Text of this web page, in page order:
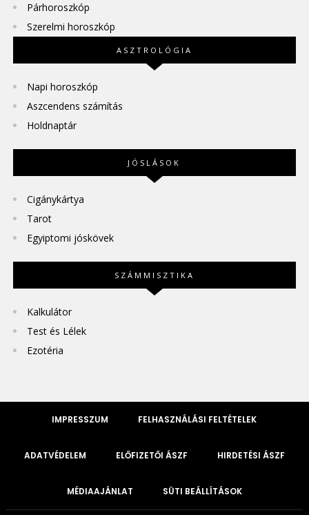
Párhoroszkóp
Szerelmi horoszkóp
ASZTROLÓGIA
Napi horoszkóp
Aszcendens számítás
Holdnaptár
JÓSLÁSOK
Cigánykártya
Tarot
Egyiptomi jóskövek
SZÁMMISZTIKA
Kalkulátor
Test és Lélek
Ezotéria
IMPRESSZUM FELHASZNÁLÁSI FELTÉTELEK
ADATVÉDELEM ELŐFIZETŐI ÁSZF HIRDETÉSI ÁSZF
MÉDIAAJÁNLAT SÜTI BEÁLLÍTÁSOK